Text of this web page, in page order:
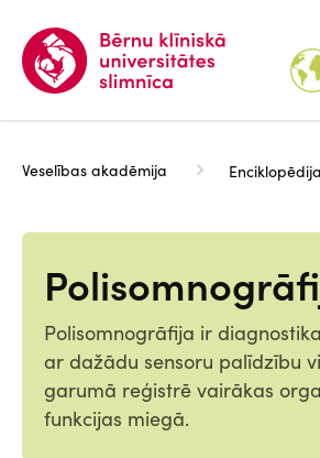
galveno
saturu
Veselības akadēmija Enciklopēdija
Polisomnogrāfija ir
ar dažādu sensoru palīdzību
garumā reģistrē vairākas
funkcijas miegā.